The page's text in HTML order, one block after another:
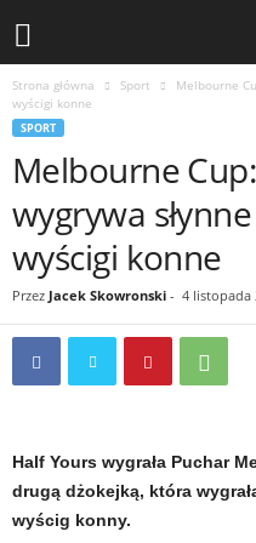
Strona główna Sport
Melbourne
wyścigi konne
SPORT
Melbourne
wygrywa
wyścigi konne
Przez Jacek Skowronski - 4 listopada
Half Yours wygrała Puchar
drugą dżokejką, która
wyścig konny.